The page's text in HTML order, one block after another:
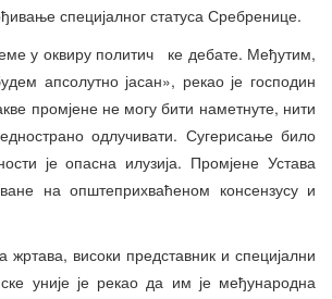
специјалног статуса Сребренице.
у оквиру политич ке дебате. Међутим,
апсолутно јасан», рекао је господин
промјене не могу бити наметнуте, нити
одлучивати. Сугерисање било
је опасна илузија. Промјене Устава
на општеприхваћеном консензусу и
жртава, високи представник и специјални
уније је рекао да им је међународна